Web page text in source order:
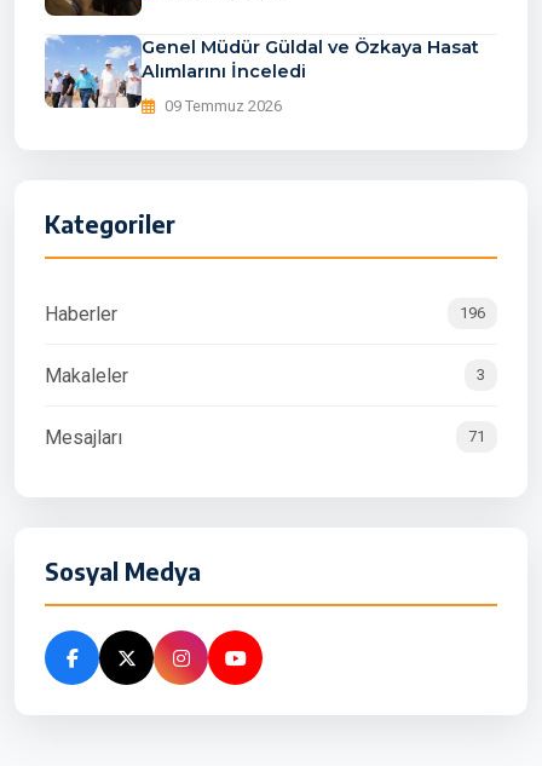
Genel Müdür Güldal ve Özkaya Hasat
Alımlarını İnceledi
09 Temmuz 2026
Kategoriler
Haberler 196
Makaleler 3
Mesajları 71
Sosyal Medya